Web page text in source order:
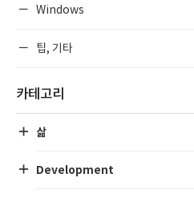
Windows
팁, 기타
카테고리
삶
Development